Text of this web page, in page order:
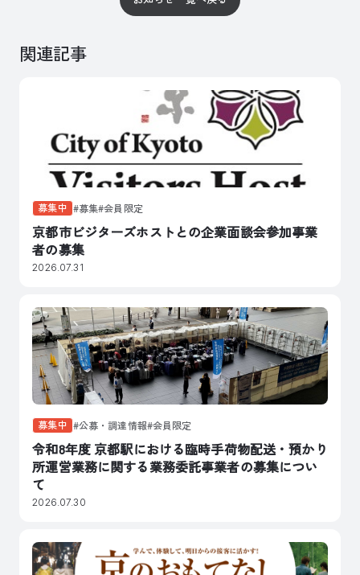
関連記事
募集中 募集 会員限定
京都市ビジターズホストとの企業面談会参加事業
者の募集
2026.07.31
募集中 公募・調達情報 会員限定
令和8年度 京都駅における臨時手荷物配送・預かり
所運営業務に関する業務委託事業者の募集につい
て
2026.07.30